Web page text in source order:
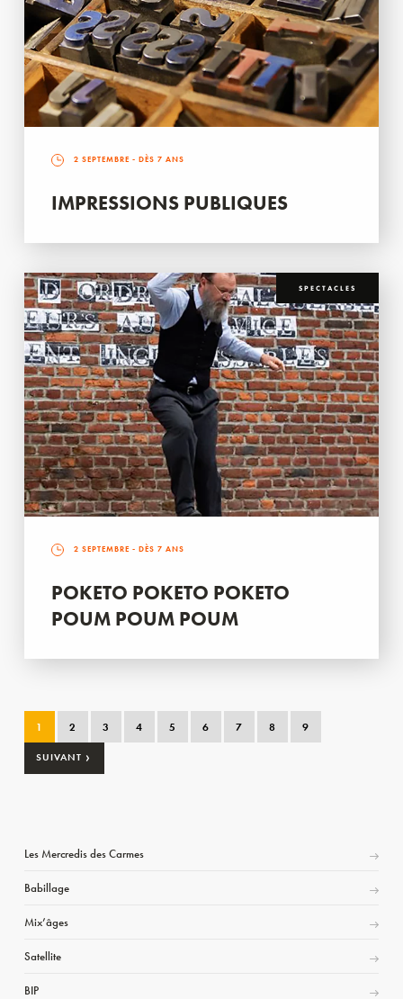
2 SEPTEMBRE - DÈS 7 ANS
IMPRESSIONS PUBLIQUES
SPECTACLES
2 SEPTEMBRE - DÈS 7 ANS
POKETO POKETO POKETO
POUM POUM POUM
1 2 3 4 5 6 7 8 9
SUIVANT ›
Les Mercredis des Carmes
Babillage
Mix’âges
Satellite
BIP